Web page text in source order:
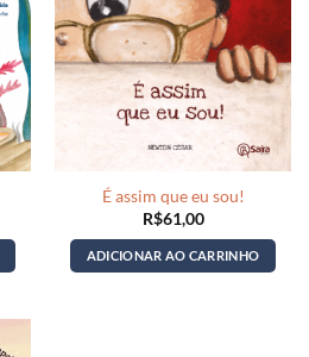
É assim que eu sou!
R$61,00
ADICIONAR AO CARRINHO